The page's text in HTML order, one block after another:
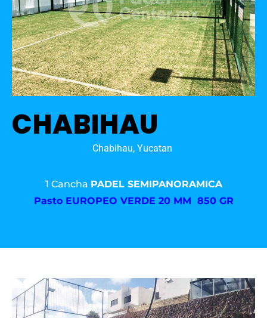
CHABIHAU
Chabihau, Yucatan
1 Cancha PADEL SEMIPANORAMICA
Pasto EUROPEO VERDE 20 MM 850 GR